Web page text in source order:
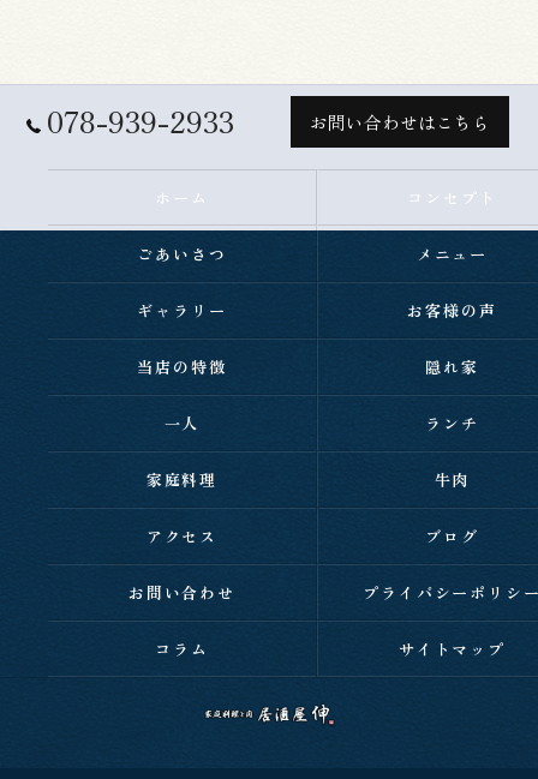
078-939-2933 お問い合わせはこちら
ホーム コンセプト
ごあいさつ メニュー
ギャラリー お客様の声
当店の特徴 隠れ家
一人 ランチ
家庭料理 牛肉
アクセス ブログ
お問い合わせ プライバシーポリシ
コラム サイトマップ